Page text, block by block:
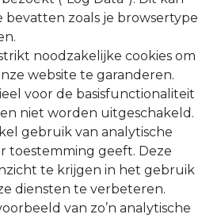
zoals je browsertype
noodzakelijke cookies om
website te garanderen.
voor de basisfunctionaliteit
niet worden uitgeschakeld.
gebruik van analytische
toestemming geeft. Deze
te krijgen in het gebruik
diensten te verbeteren.
van zo’n analytische